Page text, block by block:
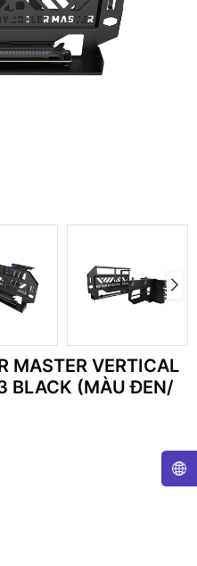
MASTER VERTICAL
BLACK (MÀU ĐEN/